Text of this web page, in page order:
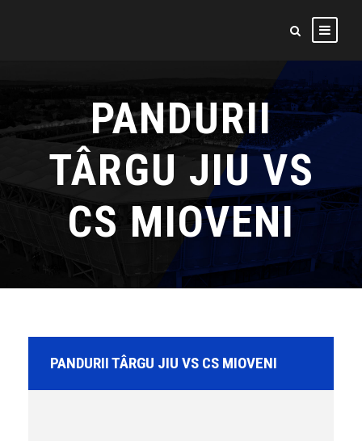
PANDURII
TÂRGU JIU VS
CS MIOVENI
PANDURII TÂRGU JIU VS CS MIOVENI